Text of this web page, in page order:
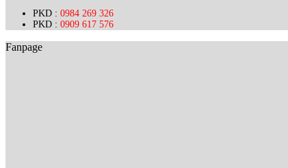
PKD : 0984 269 326
PKD : 0909 617 576
Fanpage